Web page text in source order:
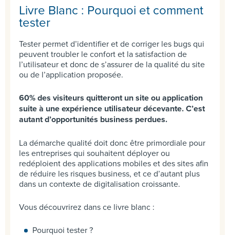
Livre Blanc : Pourquoi et comment
tester
Tester permet d’identifier et de corriger les bugs qui
peuvent troubler le confort et la satisfaction de
l’utilisateur et donc de s’assurer de la qualité du site
ou de l’application proposée.
60% des visiteurs quitteront un site ou application
suite à une expérience utilisateur décevante. C’est
autant d’opportunités business perdues.
La démarche qualité doit donc être primordiale pour
les entreprises qui souhaitent déployer ou
redéploient des applications mobiles et des sites afin
de réduire les risques business, et ce d’autant plus
dans un contexte de digitalisation croissante.
Vous découvrirez dans ce livre blanc :
Pourquoi tester ?